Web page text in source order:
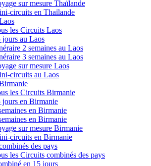
sur mesure Thaïlande
circuits en Thaïlande
les Circuits Laos
jours au Laos
2 semaines au Laos
3 semaines au Laos
sur mesure Laos
circuits au Laos
les Circuits Birmanie
jours en Birmanie
en Birmanie
en Birmanie
sur mesure Birmanie
circuits en Birmanie
des pays
les Circuits combinés des pays
en 15 jours